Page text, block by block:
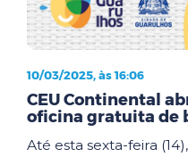
10/03/2025, às 16:06
CEU Continental
oficina gratuita de
Até esta sexta-feira